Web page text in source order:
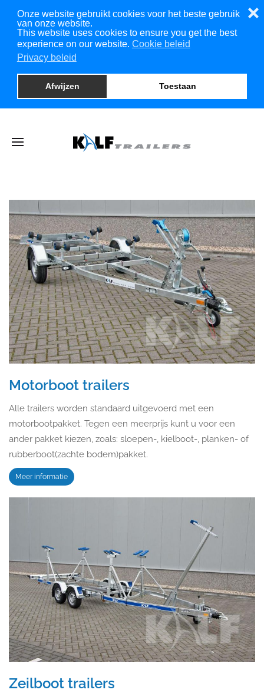
Onze website gebruikt cookies voor het beste gebruik
van onze website.
This website uses cookies to ensure you get the best
experience on our website. Cookie beleid
Privacy beleid
Afwijzen Toestaan
❌
Motorboot trailers
Alle trailers worden standaard uitgevoerd met een
motorbootpakket. Tegen een meerprijs kunt u voor een
ander pakket kiezen, zoals: sloepen-, kielboot-, planken- of
rubberboot(zachte bodem)pakket.
Meer informatie
Zeilboot trailers